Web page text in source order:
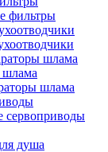
фильтры
шлама
шлама
шлама
сервоприводы
душа